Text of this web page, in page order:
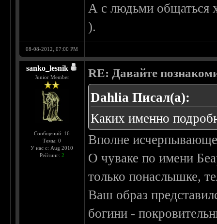
А с людьми общаться
).
08-08-2012, 07:00 PM
sanko_lesnik
Junior Member
Сообщений: 16
Темы: 0
У нас с: Aug 2010
Рейтинг: 2
RE: Давайте
Dahlia Писал(а):
Каких именно
Вполне
О чуваке по имени
только понаслышке,
Ваш образ
богини -